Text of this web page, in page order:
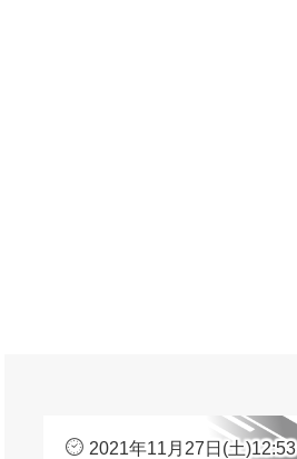
2021年11月27日(土)12:53